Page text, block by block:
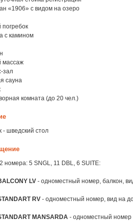
«1906» с видом на озеро
с камином
массаж
зал
сауна
комната (до 20 чел.)
- шведский стол
номера: 5 SNGL, 11 DBL, 6 SUITE:
LV- одноместный номер, балкон,
RV- одноместный номер, вид на
MANSARDA- одноместный номер